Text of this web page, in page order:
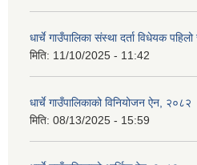
धार्चे गाउँपालिका संस्था दर्ता विधेयक
मिति: 11/10/2025 - 11:42
धार्चे गाउँपालिकाको विनियोजन ऐन, २०८२
मिति: 08/13/2025 - 15:59